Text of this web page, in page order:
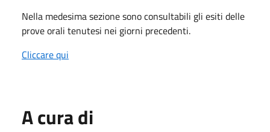
Nella medesima sezione sono consultabili gli esiti delle
prove orali tenutesi nei giorni precedenti.
Cliccare qui
A cura di